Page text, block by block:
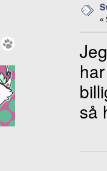
«
så